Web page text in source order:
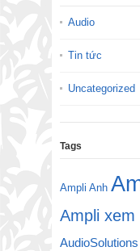
Audio
Tin tức
Uncategorized
Tags
Ampli Anh
Ampli xem
AudioSolutions